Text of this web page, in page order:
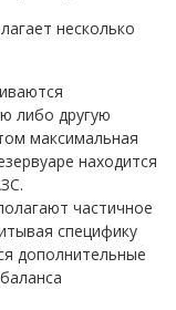
несколько
либо другую
максимальная
находится
частичное
специфику
дополнительные